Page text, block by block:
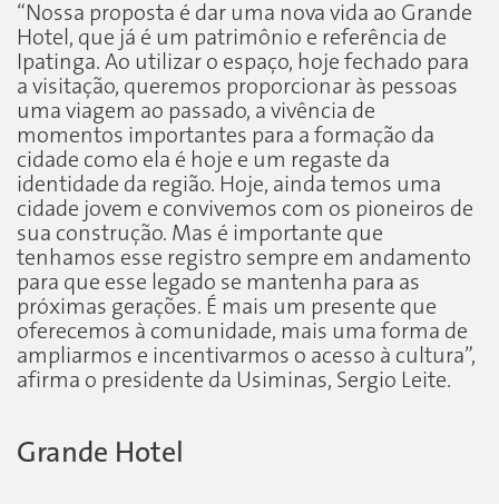
“Nossa proposta é dar uma nova vida ao Grande
Hotel, que já é um patrimônio e referência de
Ipatinga. Ao utilizar o espaço, hoje fechado para
a visitação, queremos proporcionar às pessoas
uma viagem ao passado, a vivência de
momentos importantes para a formação da
cidade como ela é hoje e um regaste da
identidade da região. Hoje, ainda temos uma
cidade jovem e convivemos com os pioneiros de
sua construção. Mas é importante que
tenhamos esse registro sempre em andamento
para que esse legado se mantenha para as
próximas gerações. É mais um presente que
oferecemos à comunidade, mais uma forma de
ampliarmos e incentivarmos o acesso à cultura”,
afirma o presidente da Usiminas, Sergio Leite.
Grande Hotel